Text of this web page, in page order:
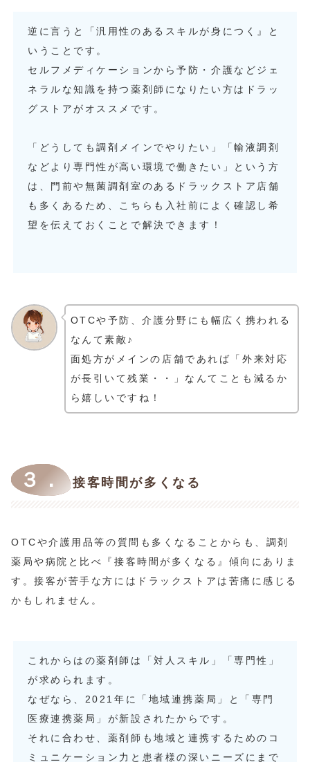
逆に言うと「汎用性のあるスキルが身につく』と
いうことです。
セルフメディケーションから予防・介護などジェ
ネラルな知識を持つ薬剤師になりたい方はドラッ
グストアがオススメです。
「どうしても調剤メインでやりたい」「輸液調剤
などより専門性が高い環境で働きたい」という方
は、門前や無菌調剤室のあるドラックストア店舗
も多くあるため、こちらも入社前によく確認し希
望を伝えておくことで解決できます！
OTCや予防、介護分野にも幅広く携われる
なんて素敵♪
面処方がメインの店舗であれば「外来対応
が長引いて残業・・」なんてことも減るか
ら嬉しいですね！
３． 接客時間が多くなる
OTCや介護用品等の質問も多くなることからも、調剤
薬局や病院と比べ『接客時間が多くなる』傾向にありま
す。接客が苦手な方にはドラックストアは苦痛に感じる
かもしれません。
これからはの薬剤師は「対人スキル」「専門性」
が求められます。
なぜなら、2021年に「地域連携薬局」と「専門
医療連携薬局」が新設されたからです。
それに合わせ、薬剤師も地域と連携するためのコ
ミュニケーション力と患者様の深いニーズにまで